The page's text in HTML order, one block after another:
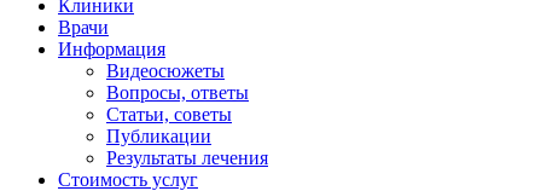
Клиники
Врачи
Информация
Видеосюжеты
Вопросы, ответы
Статьи, советы
Публикации
Результаты лечения
Стоимость услуг